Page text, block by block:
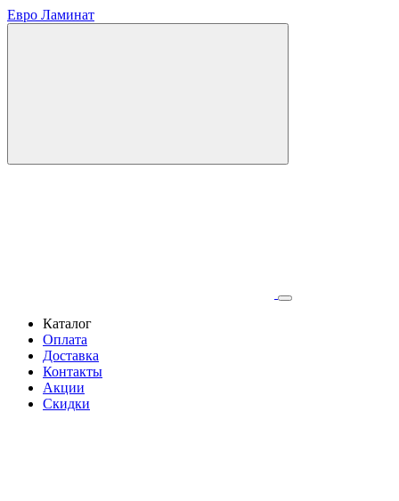
Евро Ламинат
Каталог
Оплата
Доставка
Контакты
Акции
Скидки